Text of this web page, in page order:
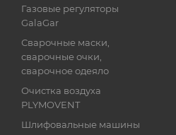
Газовые регуляторы
GalaGar
Сварочные маски,
сварочные очки,
сварочное одеяло
Очистка воздуха
PLYMOVENT
Шлифовальные машины